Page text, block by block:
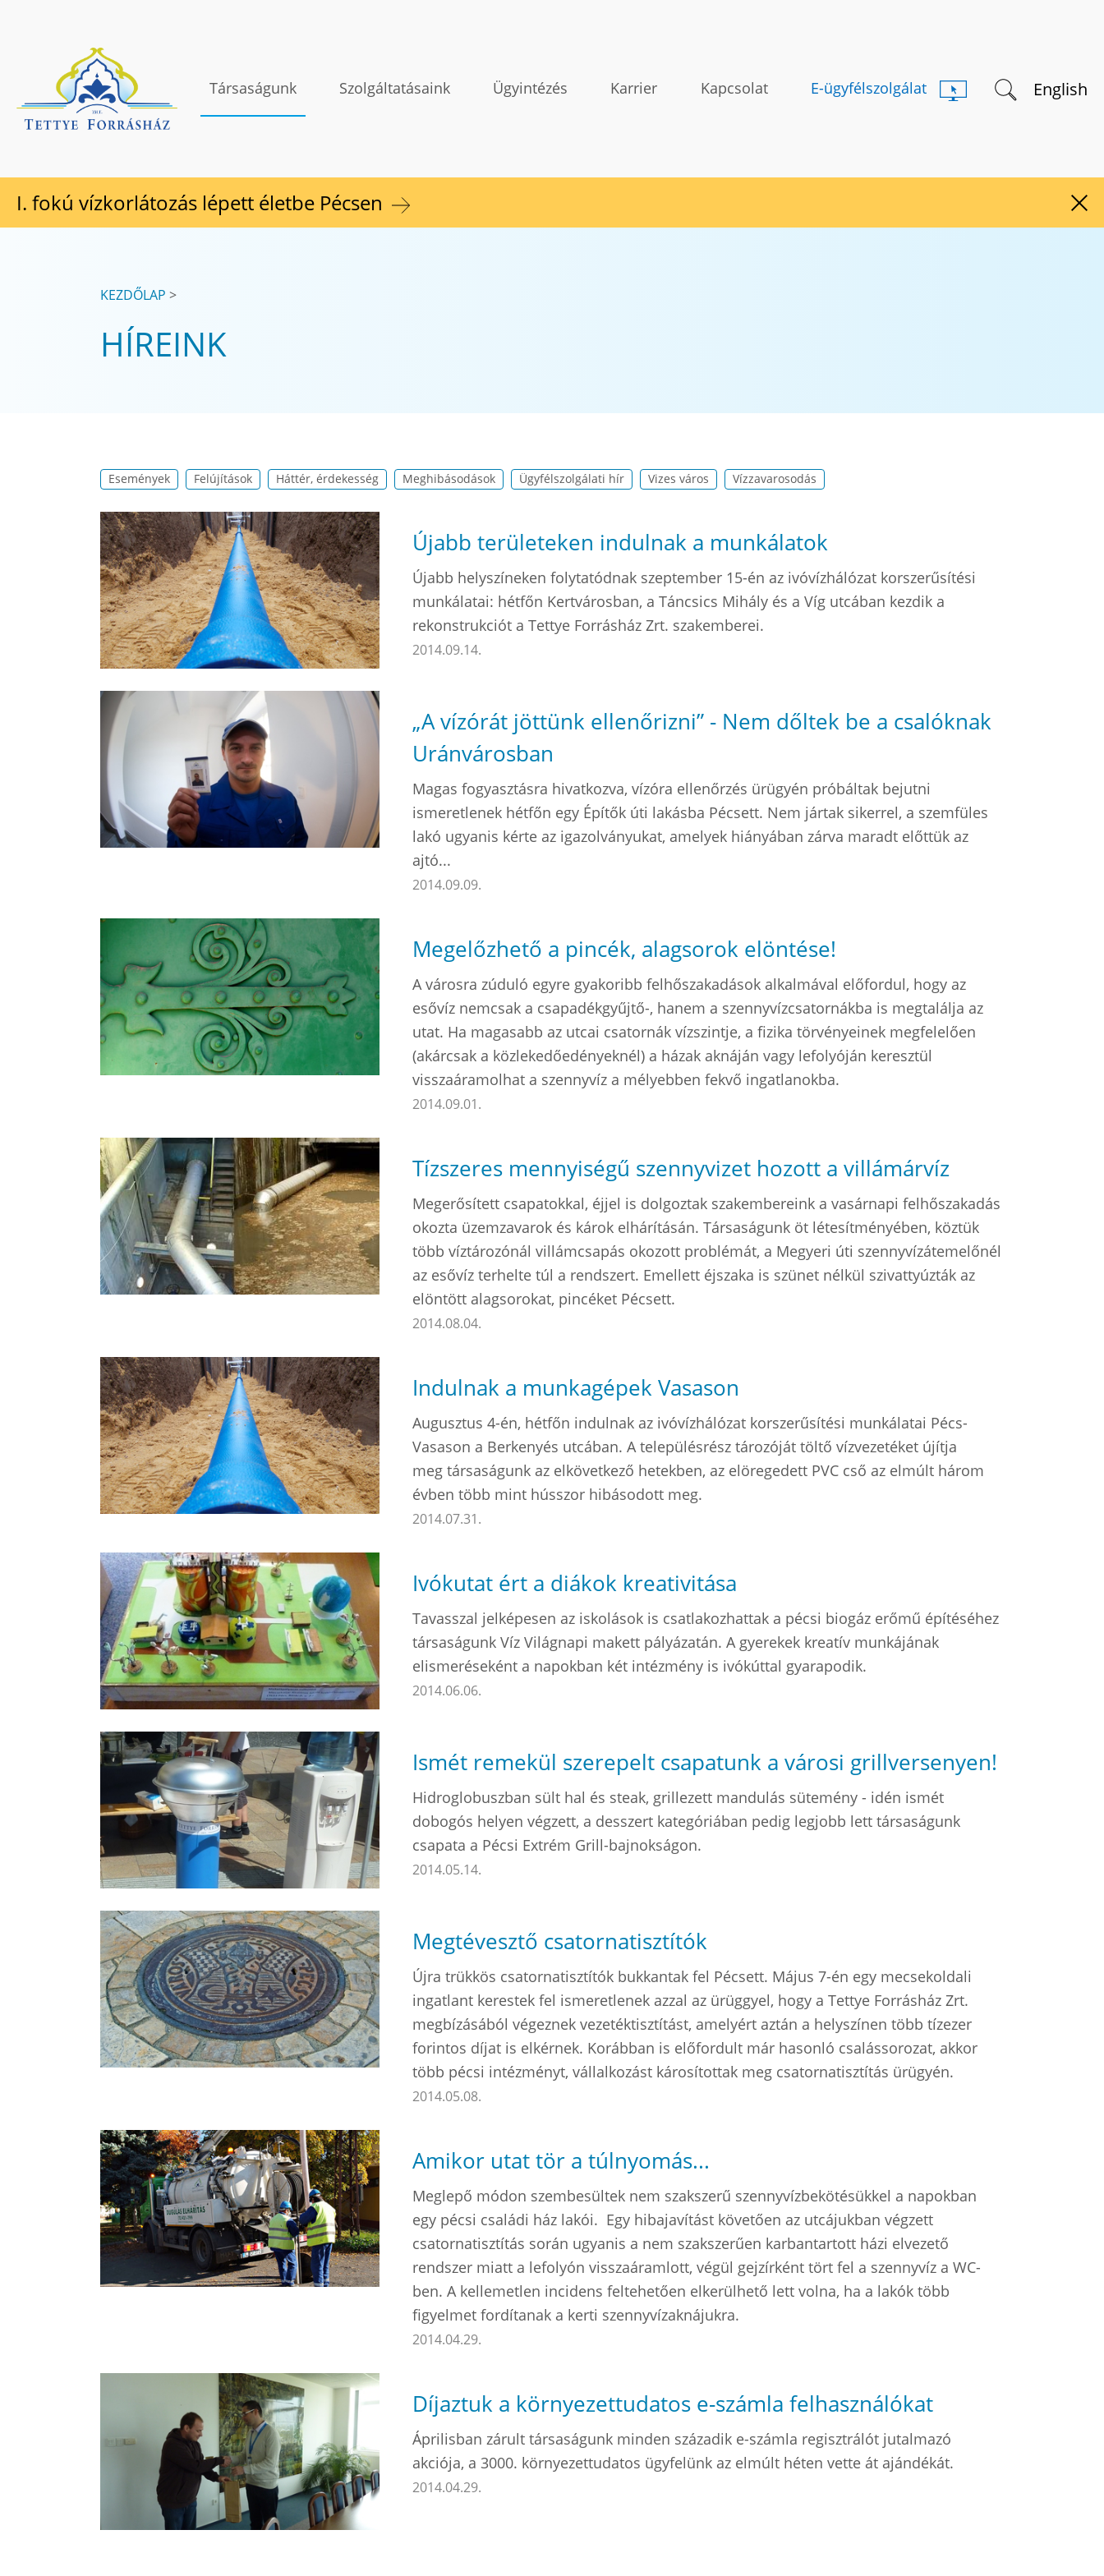
TETTYE FORRÁSHÁZ Zrt.
Társaságunk Szolgáltatásaink Ügyintézés Karrier Kapcsolat E-ügyfélszolgálat Keresés indítása
English
I. fokú vízkorlátozás lépett életbe Pécsen
KEZDŐLAP
HÍREINK
Események Felújítások Háttér, érdekesség Meghibásodások Ügyfélszolgálati hír Vizes város Vízzavarosodás
Újabb területeken indulnak a munkálatok
Újabb helyszíneken folytatódnak szeptember 15-én az ivóvízhálózat korszerűsítési
munkálatai: hétfőn Kertvárosban, a Táncsics Mihály és a Víg utcában kezdik a
rekonstrukciót a Tettye Forrásház Zrt. szakemberei.
2014.09.14.
„A vízórát jöttünk ellenőrizni” - Nem dőltek be a csalóknak
Uránvárosban
Magas fogyasztásra hivatkozva, vízóra ellenőrzés ürügyén próbáltak bejutni
ismeretlenek hétfőn egy Építők úti lakásba Pécsett. Nem jártak sikerrel, a szemfüles
lakó ugyanis kérte az igazolványukat, amelyek hiányában zárva maradt előttük az
ajtó...
2014.09.09.
Megelőzhető a pincék, alagsorok elöntése!
A városra zúduló egyre gyakoribb felhőszakadások alkalmával előfordul, hogy az
esővíz nemcsak a csapadékgyűjtő-, hanem a szennyvízcsatornákba is megtalálja az
utat. Ha magasabb az utcai csatornák vízszintje, a fizika törvényeinek megfelelően
(akárcsak a közlekedőedényeknél) a házak aknáján vagy lefolyóján keresztül
visszaáramolhat a szennyvíz a mélyebben fekvő ingatlanokba.
2014.09.01.
Tízszeres mennyiségű szennyvizet hozott a villámárvíz
Megerősített csapatokkal, éjjel is dolgoztak szakembereink a vasárnapi felhőszakadás
okozta üzemzavarok és károk elhárításán. Társaságunk öt létesítményében, köztük
több víztározónál villámcsapás okozott problémát, a Megyeri úti szennyvízátemelőnél
az esővíz terhelte túl a rendszert. Emellett éjszaka is szünet nélkül szivattyúzták az
elöntött alagsorokat, pincéket Pécsett.
2014.08.04.
Indulnak a munkagépek Vasason
Augusztus 4-én, hétfőn indulnak az ivóvízhálózat korszerűsítési munkálatai Pécs-
Vasason a Berkenyés utcában. A településrész tározóját töltő vízvezetéket újítja
meg társaságunk az elkövetkező hetekben, az elöregedett PVC cső az elmúlt három
évben több mint hússzor hibásodott meg.
2014.07.31.
Ivókutat ért a diákok kreativitása
Tavasszal jelképesen az iskolások is csatlakozhattak a pécsi biogáz erőmű építéséhez
társaságunk Víz Világnapi makett pályázatán. A gyerekek kreatív munkájának
elismeréseként a napokban két intézmény is ivókúttal gyarapodik.
2014.06.06.
Ismét remekül szerepelt csapatunk a városi grillversenyen!
Hidroglobuszban sült hal és steak, grillezett mandulás sütemény - idén ismét
dobogós helyen végzett, a desszert kategóriában pedig legjobb lett társaságunk
csapata a Pécsi Extrém Grill-bajnokságon.
2014.05.14.
Megtévesztő csatornatisztítók
Újra trükkös csatornatisztítók bukkantak fel Pécsett. Május 7-én egy mecsekoldali
ingatlant kerestek fel ismeretlenek azzal az ürüggyel, hogy a Tettye Forrásház Zrt.
megbízásából végeznek vezetéktisztítást, amelyért aztán a helyszínen több tízezer
forintos díjat is elkérnek. Korábban is előfordult már hasonló csalássorozat, akkor
több pécsi intézményt, vállalkozást károsítottak meg csatornatisztítás ürügyén.
2014.05.08.
Amikor utat tör a túlnyomás...
Meglepő módon szembesültek nem szakszerű szennyvízbekötésükkel a napokban
egy pécsi családi ház lakói. Egy hibajavítást követően az utcájukban végzett
csatornatisztítás során ugyanis a nem szakszerűen karbantartott házi elvezető
rendszer miatt a lefolyón visszaáramlott, végül gejzírként tört fel a szennyvíz a WC-
ben. A kellemetlen incidens feltehetően elkerülhető lett volna, ha a lakók több
figyelmet fordítanak a kerti szennyvízaknájukra.
2014.04.29.
Díjaztuk a környezettudatos e-számla felhasználókat
Áprilisban zárult társaságunk minden századik e-számla regisztrálót jutalmazó
akciója, a 3000. környezettudatos ügyfelünk az elmúlt héten vette át ajándékát.
2014.04.29.